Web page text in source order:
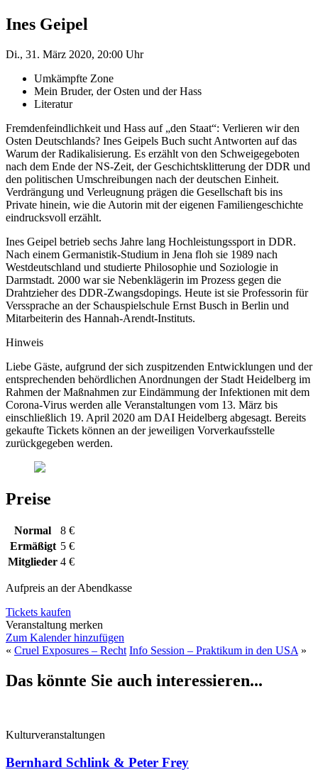
Ines Geipel
Di., 31. März 2020, 20:00 Uhr
Umkämpfte Zone
Mein Bruder, der Osten und der Hass
Literatur
Fremdenfeindlichkeit und Hass auf „den Staat“: Verlieren wir den
Osten Deutschlands? Ines Geipels Buch sucht Antworten auf das
Warum der Radikalisierung. Es erzählt von den Schweigegeboten
nach dem Ende der NS-Zeit, der Geschichtsklitterung der DDR und
den politischen Umschreibungen nach der deutschen Einheit.
Verdrängung und Verleugnung prägen die Gesellschaft bis ins
Private hinein, wie die Autorin mit der eigenen Familiengeschichte
eindrucksvoll erzählt.
Ines Geipel betrieb sechs Jahre lang Hochleistungssport in DDR.
Nach einem Germanistik-Studium in Jena floh sie 1989 nach
Westdeutschland und studierte Philosophie und Soziologie in
Darmstadt. 2000 war sie Nebenklägerin im Prozess gegen die
Drahtzieher des DDR-Zwangsdopings. Heute ist sie Professorin für
Verssprache an der Schauspielschule Ernst Busch in Berlin und
Mitarbeiterin des Hannah-Arendt-Instituts.
Hinweis
Liebe Gäste, aufgrund der sich zuspitzenden Entwicklungen und der
entsprechenden behördlichen Anordnungen der Stadt Heidelberg im
Rahmen der Maßnahmen zur Eindämmung der Infektionen mit dem
Corona-Virus werden alle Veranstaltungen vom 13. März bis
einschließlich 19. April 2020 am DAI Heidelberg abgesagt. Bereits
gekaufte Tickets können an der jeweiligen Vorverkaufsstelle
zurückgegeben werden.
Preise
Normal
8 €
Ermäßigt 5 €
Mitglieder 4 €
Aufpreis an der Abendkasse
Tickets kaufen
Veranstaltung merken
Zum Kalender hinzufügen
« Cruel Exposures – Recht Info Session – Praktikum in den USA»
Das könnte Sie auch interessieren...
Kulturveranstaltungen
Bernhard Schlink & Peter Frey